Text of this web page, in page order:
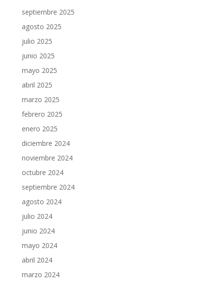
septiembre 2025
agosto 2025
julio 2025
junio 2025
mayo 2025
abril 2025
marzo 2025
febrero 2025
enero 2025
diciembre 2024
noviembre 2024
octubre 2024
septiembre 2024
agosto 2024
julio 2024
junio 2024
mayo 2024
abril 2024
marzo 2024